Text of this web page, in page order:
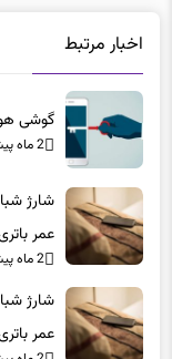
اخبار مرتبط
گوشی
2 ماه پیش
عمر
2 ماه پیش
عمر